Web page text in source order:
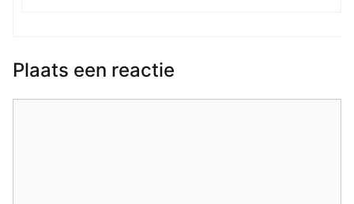
Plaats een reactie